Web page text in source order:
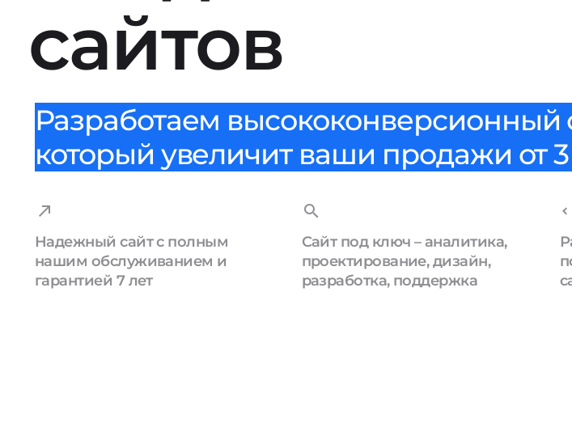
сайтов
Разработаем высококонверсионный
который увеличит ваши продажи от 3
Надежный сайт с полным
нашим обслуживанием и
гарантией 7 лет
Сайт под ключ – аналитика,
проектирование, дизайн,
разработка, поддержка